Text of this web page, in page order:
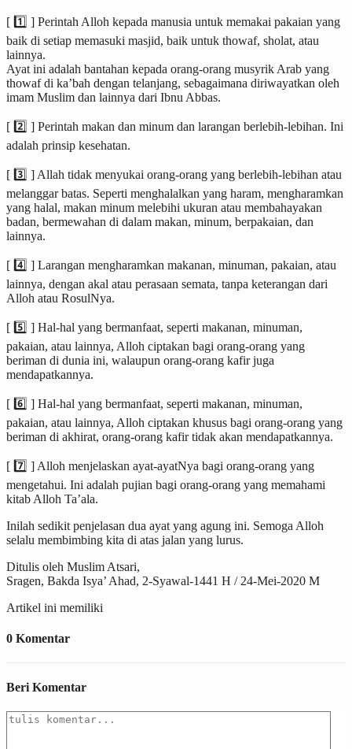
[ 1️⃣ ] Perintah Alloh kepada manusia untuk memakai pakaian yang
baik di setiap memasuki masjid, baik untuk thowaf, sholat, atau
lainnya.
Ayat ini adalah bantahan kepada orang-orang musyrik Arab yang
thowaf di ka’bah dengan telanjang, sebagaimana diriwayatkan oleh
imam Muslim dan lainnya dari Ibnu Abbas.
[ 2️⃣ ] Perintah makan dan minum dan larangan berlebih-lebihan. Ini
adalah prinsip kesehatan.
[ 3️⃣ ] Allah tidak menyukai orang-orang yang berlebih-lebihan atau
melanggar batas. Seperti menghalalkan yang haram, mengharamkan
yang halal, makan minum melebihi ukuran atau membahayakan
badan, bermewahan di dalam makan, minum, berpakaian, dan
lainnya.
[ 4️⃣ ] Larangan mengharamkan makanan, minuman, pakaian, atau
lainnya, dengan akal atau perasaan semata, tanpa keterangan dari
Alloh atau RosulNya.
[ 5️⃣ ] Hal-hal yang bermanfaat, seperti makanan, minuman,
pakaian, atau lainnya, Alloh ciptakan bagi orang-orang yang
beriman di dunia ini, walaupun orang-orang kafir juga
mendapatkannya.
[ 6️⃣ ] Hal-hal yang bermanfaat, seperti makanan, minuman,
pakaian, atau lainnya, Alloh ciptakan khusus bagi orang-orang yang
beriman di akhirat, orang-orang kafir tidak akan mendapatkannya.
[ 7️⃣ ] Alloh menjelaskan ayat-ayatNya bagi orang-orang yang
mengetahui. Ini adalah pujian bagi orang-orang yang memahami
kitab Alloh Ta’ala.
Inilah sedikit penjelasan dua ayat yang agung ini. Semoga Alloh
selalu membimbing kita di atas jalan yang lurus.
Ditulis oleh Muslim Atsari,
Sragen, Bakda Isya’ Ahad, 2-Syawal-1441 H / 24-Mei-2020 M
Artikel ini memiliki
0 Komentar
Beri Komentar